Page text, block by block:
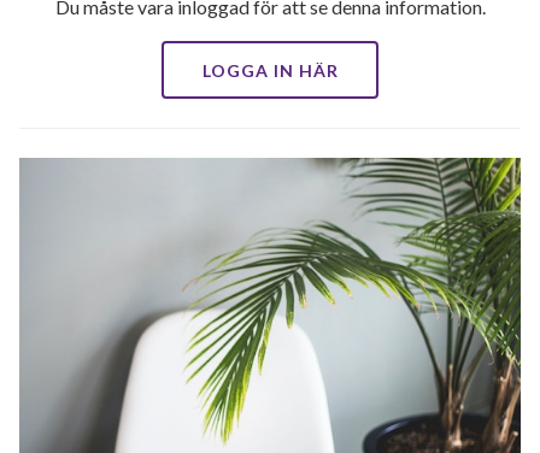
Du måste vara inloggad för att se denna information.
LOGGA IN HÄR